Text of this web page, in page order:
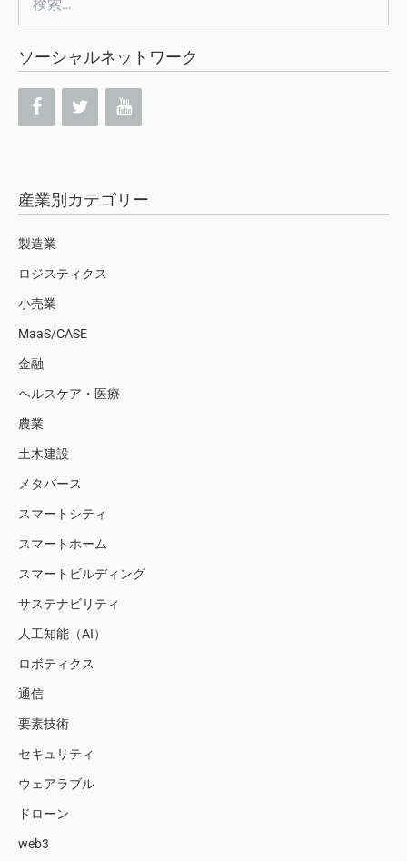
索:
ソーシャルネットワーク
産業別カテゴリー
製造業
ロジスティクス
小売業
MaaS/CASE
金融
ヘルスケア・医療
農業
土木建設
メタバース
スマートシティ
スマートホーム
スマートビルディング
サステナビリティ
人工知能（AI）
ロボティクス
通信
要素技術
セキュリティ
ウェアラブル
ドローン
web3